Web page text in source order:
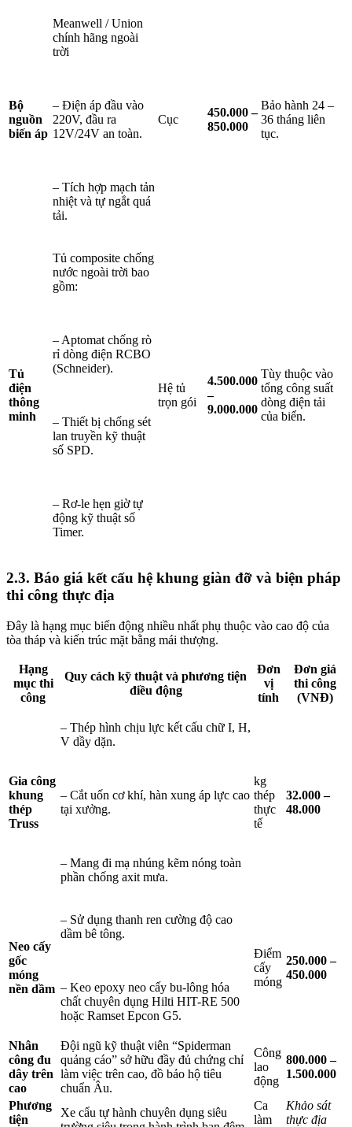
Bộ
nguồn
biến áp
Meanwell / Union
chính hãng ngoài
trời
– Điện áp đầu vào
220V, đầu ra
12V/24V an toàn.
– Tích hợp mạch tản
nhiệt và tự ngắt quá
tải.
Cục
450.000 –
850.000
Bảo hành 24 –
36 tháng liên
tục.
Tủ
điện
thông
minh
Tủ composite chống
nước ngoài trời bao
gồm:
– Aptomat chống rò
rỉ dòng điện RCBO
(Schneider).
– Thiết bị chống sét
lan truyền kỹ thuật
số SPD.
– Rơ-le hẹn giờ tự
động kỹ thuật số
Timer.
Hệ tủ
trọn gói
4.500.000
–
9.000.000
Tùy thuộc vào
tổng công suất
dòng điện tải
của biển.
2.3. Báo giá kết cấu hệ khung giàn đỡ và biện pháp
thi công thực địa
Đây là hạng mục biến động nhiều nhất phụ thuộc vào cao độ của
tòa tháp và kiến trúc mặt bằng mái thượng.
Hạng
mục thi
công
Quy cách kỹ thuật và phương tiện
điều động
Đơn
vị
tính
Đơn giá
thi công
(VNĐ)
Gia công
khung
thép
Truss
– Thép hình chịu lực kết cấu chữ I, H,
V dầy dặn.
– Cắt uốn cơ khí, hàn xung áp lực cao
tại xưởng.
– Mang đi mạ nhúng kẽm nóng toàn
phần chống axit mưa.
kg
thép
thực
tế
32.000 –
48.000
Neo cấy
gốc
móng
nền dầm
– Sử dụng thanh ren cường độ cao
dầm bê tông.
– Keo epoxy neo cấy bu-lông hóa
chất chuyên dụng Hilti HIT-RE 500
hoặc Ramset Epcon G5.
Điểm
cấy
móng
250.000 –
450.000
Nhân
công đu
dây trên
cao
Đội ngũ kỹ thuật viên “Spiderman
quảng cáo” sở hữu đầy đủ chứng chỉ
làm việc trên cao, đồ bảo hộ tiêu
chuẩn Âu.
Công
lao
động
800.000 –
1.500.000
Phương
tiện
Xe cẩu tự hành chuyên dụng siêu
Ca
làm
Khảo sát
thực địa